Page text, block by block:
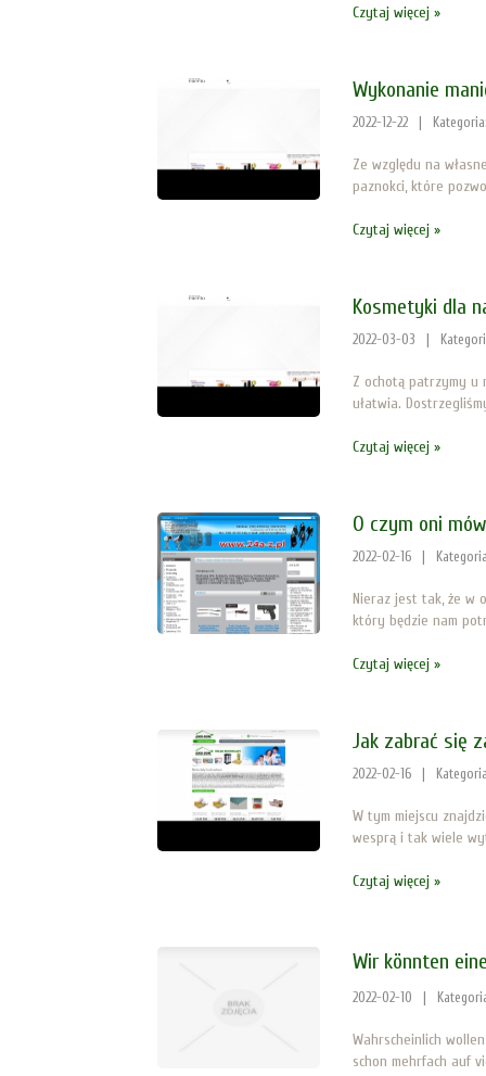
Czytaj więcej »
Wykonanie
2022-12-22
Ze względu na
paznokci, które
Czytaj więcej »
Kosmetyki dla
2022-03-03
Z ochotą patrzymy u
ułatwia.
Czytaj więcej »
O czym oni
2022-02-16
Nieraz jest tak, że w
który będzie nam
Czytaj więcej »
Jak zabrać się
2022-02-16
W tym miejscu
wesprą i tak wiele
Czytaj więcej »
Wir könnten
2022-02-10
Wahrscheinlich
schon mehrfach auf